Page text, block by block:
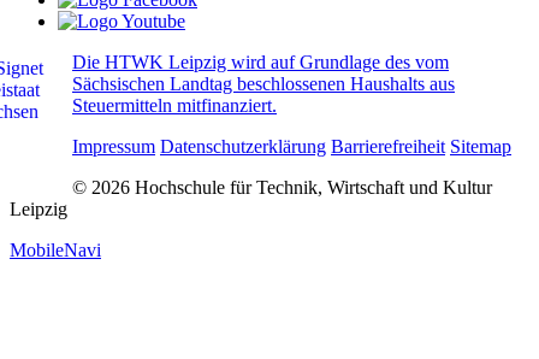
Die HTWK Leipzig wird auf Grundlage des vom
Sächsischen Landtag beschlossenen Haushalts aus
Steuermitteln mitfinanziert.
Impressum Datenschutzerklärung Barrierefreiheit Sitemap
© 2026 Hochschule für Technik, Wirtschaft und Kultur
Leipzig
MobileNavi